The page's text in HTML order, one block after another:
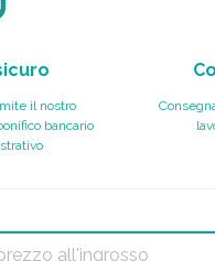
il nostro
bancario